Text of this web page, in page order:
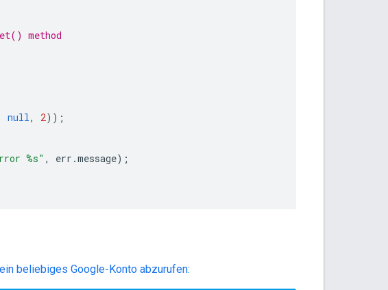
method
null, 2));
%s" , err .message);
beliebiges Google-Konto abzurufen: